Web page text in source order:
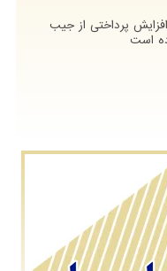
پرداختی از جیب
است